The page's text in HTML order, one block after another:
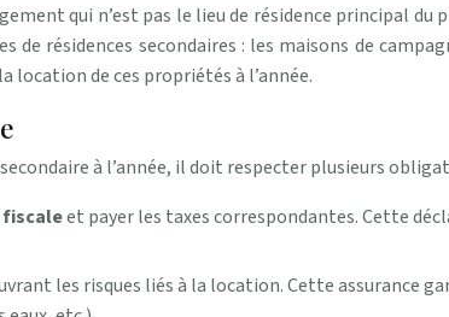
qui n’est pas le lieu de résidence principal
de résidences secondaires : les maisons de
de ces propriétés à l’année.
à l’année, il doit respecter plusieurs
fiscaleet payer les taxes correspondantes. Cette
les risques liés à la location. Cette assurance